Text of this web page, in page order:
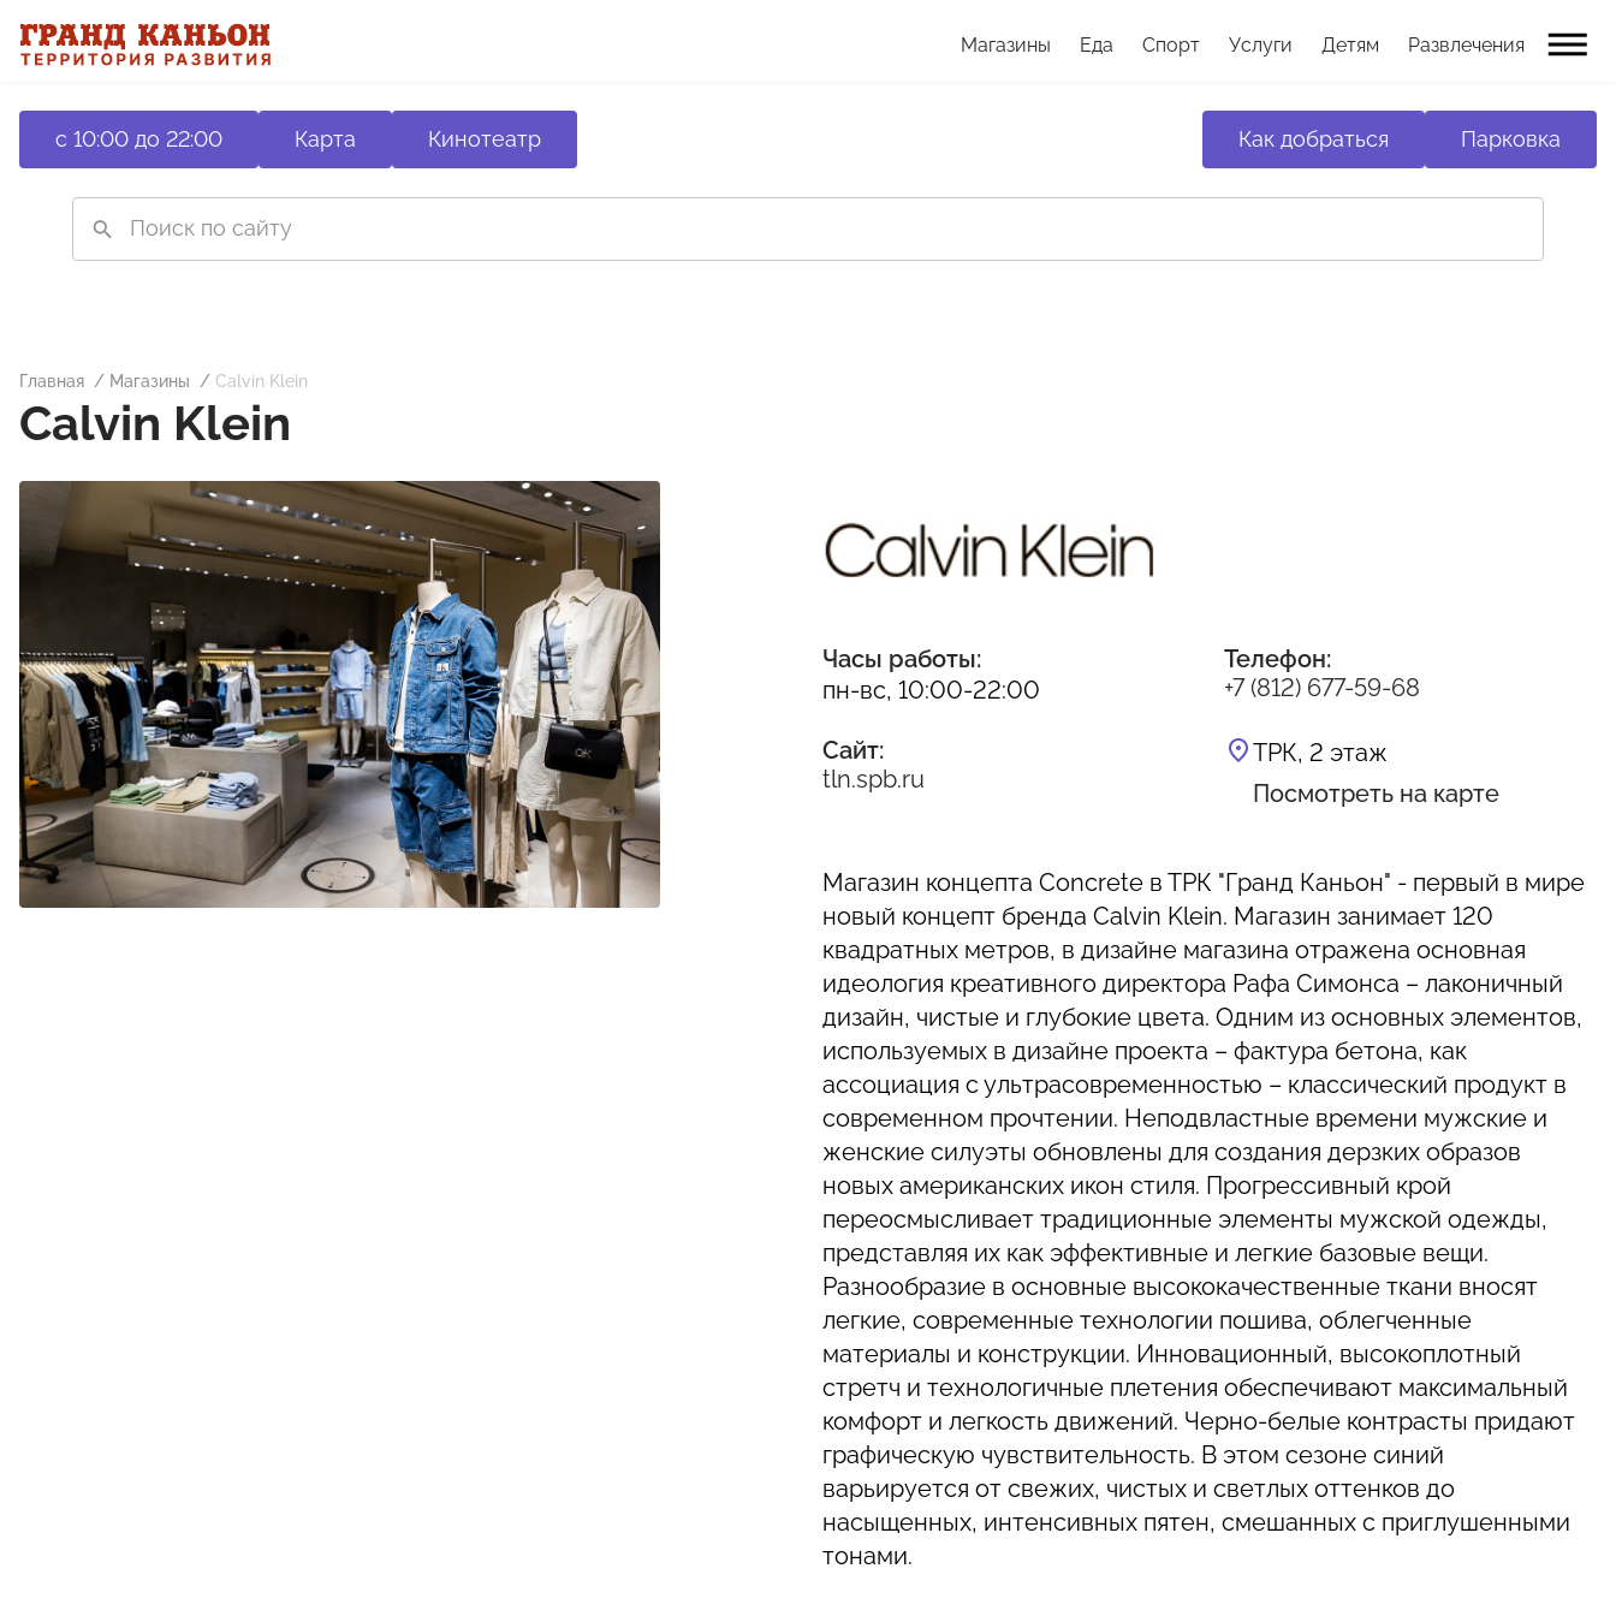
Магазины Еда Спорт Услуги Детям Развлечения
с 10:00 до 22:00 Карта Кинотеатр Как добраться Парковка
Главная Магазины Calvin Klein
Calvin Klein
Часы работы:
пн-вс, 10:00-22:00
Телефон:
+7 (812) 677-59-68
Сайт:
tln.spb.ru
ТРК, 2 этаж
Посмотреть на карте
Магазин концепта Concrete в ТРК "Гранд Каньон" - первый в мире
новый концепт бренда Calvin Klein. Магазин занимает 120
квадратных метров, в дизайне магазина отражена основная
идеология креативного директора Рафа Симонса – лаконичный
дизайн, чистые и глубокие цвета. Одним из основных элементов,
используемых в дизайне проекта – фактура бетона, как
ассоциация с ультрасовременностью – классический продукт в
современном прочтении. Неподвластные времени мужские и
женские силуэты обновлены для создания дерзких образов
новых американских икон стиля. Прогрессивный крой
переосмысливает традиционные элементы мужской одежды,
представляя их как эффективные и легкие базовые вещи.
Разнообразие в основные высококачественные ткани вносят
легкие, современные технологии пошива, облегченные
материалы и конструкции. Инновационный, высокоплотный
стретч и технологичные плетения обеспечивают максимальный
комфорт и легкость движений. Черно-белые контрасты придают
графическую чувствительность. В этом сезоне синий
варьируется от свежих, чистых и светлых оттенков до
насыщенных, интенсивных пятен, смешанных с приглушенными
тонами.